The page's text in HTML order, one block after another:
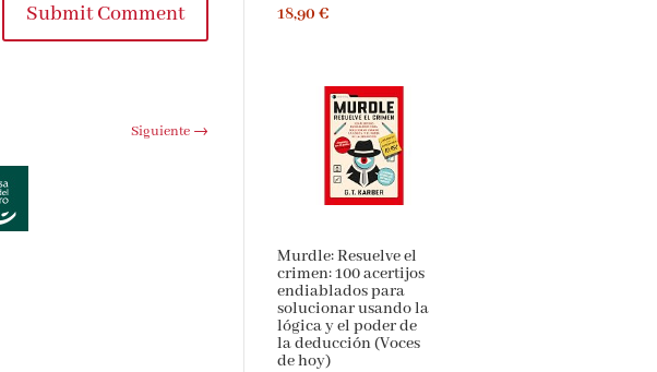
Submit Comment
Siguiente→
18,90 €
Murdle: Resuelve el
crimen: 100 acertijos
endiablados para
solucionar usando la
lógica y el poder de
la deducción (Voces
de hoy)